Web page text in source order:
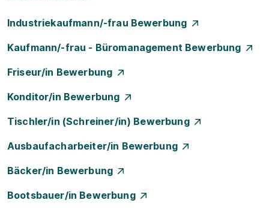
Industriekaufmann/-frau Bewerbung
Kaufmann/-frau - Büromanagement Bewerbung
Friseur/in Bewerbung
Konditor/in Bewerbung
Tischler/in (Schreiner/in) Bewerbung
Ausbaufacharbeiter/in Bewerbung
Bäcker/in Bewerbung
Bootsbauer/in Bewerbung